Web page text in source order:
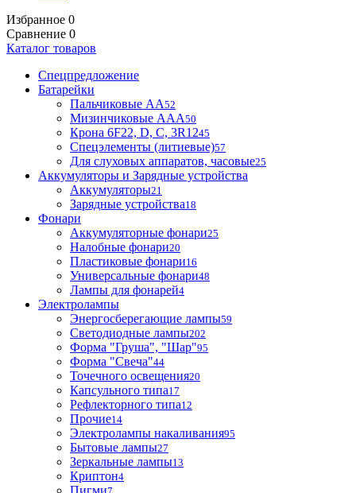
Избранное 0
Сравнение 0
Каталог товаров
Спецпредложение
Батарейки
Пальчиковые АА52
Мизинчиковые ААА50
Крона 6F22, D, C, 3R1245
Спецэлементы (литиевые)57
Для слуховых аппаратов, часовые25
Аккумуляторы и Зарядные устройства
Аккумуляторы21
Зарядные устройства18
Фонари
Аккумуляторные фонари25
Налобные фонари20
Пластиковые фонари16
Универсальные фонари48
Лампы для фонарей4
Электролампы
Энергосберегающие лампы59
Светодиодные лампы202
Форма "Груша", "Шар"95
Форма "Свеча"44
Точечного освещения20
Капсульного типа17
Рефлекторного типа12
Прочие14
Электролампы накаливания95
Бытовые лампы27
Зеркальные лампы13
Криптон4
Пигми